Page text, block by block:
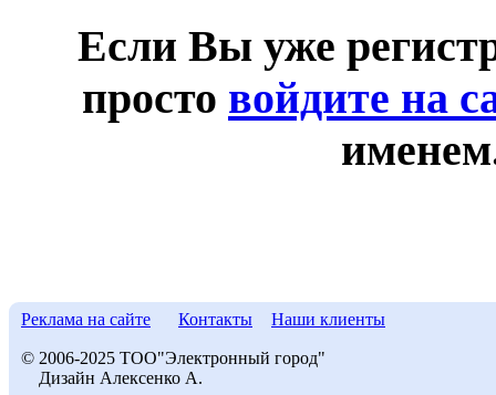
Если Вы уже
просто войдите на
Реклама на сайте Контакты Наши клиенты
© 2006-2025 ТОО"Электронный город"
Дизайн Алексенко А.